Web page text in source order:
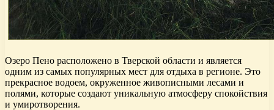
Озеро Пено расположено в Тверской области и является
одним из самых популярных мест для отдыха в регионе. Это
прекрасное водоем, окруженное живописными лесами и
полями, которые создают уникальную атмосферу спокойствия
и умиротворения.